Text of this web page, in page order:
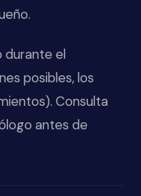
durante el
posibles, los
Consulta
antes de